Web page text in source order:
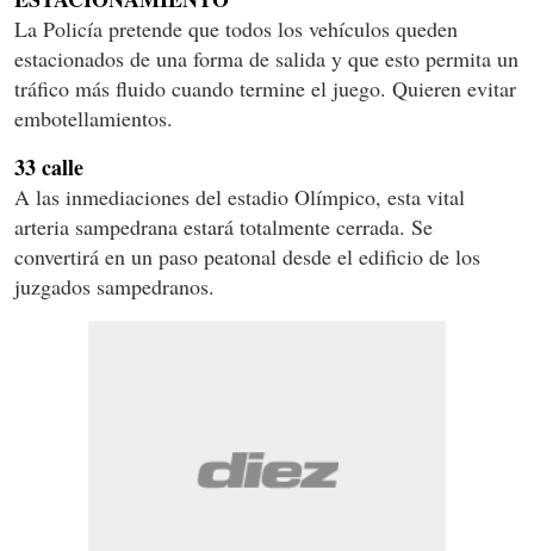
La Policía pretende que todos los vehículos queden
estacionados de una forma de salida y que esto permita un
tráfico más fluido cuando termine el juego. Quieren evitar
embotellamientos.
33 calle
A las inmediaciones del estadio Olímpico, esta vital
arteria sampedrana estará totalmente cerrada. Se
convertirá en un paso peatonal desde el edificio de los
juzgados sampedranos.